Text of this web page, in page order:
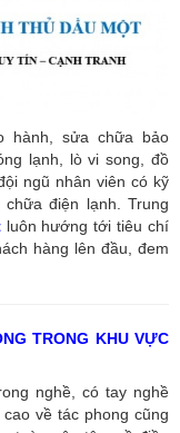
hành, sửa chữa bảo
lạnh, lò vi song, đồ
ngũ nhân viên có kỹ
điện lạnh. Trung
luôn hướng tới tiêu chí
hàng lên đầu, đem
TRONG KHU VỰC
nghề, có tay nghề
về tác phong cũng